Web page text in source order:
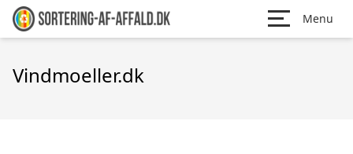
Menu
Vindmoeller.dk